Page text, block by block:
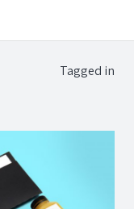
Tagged in